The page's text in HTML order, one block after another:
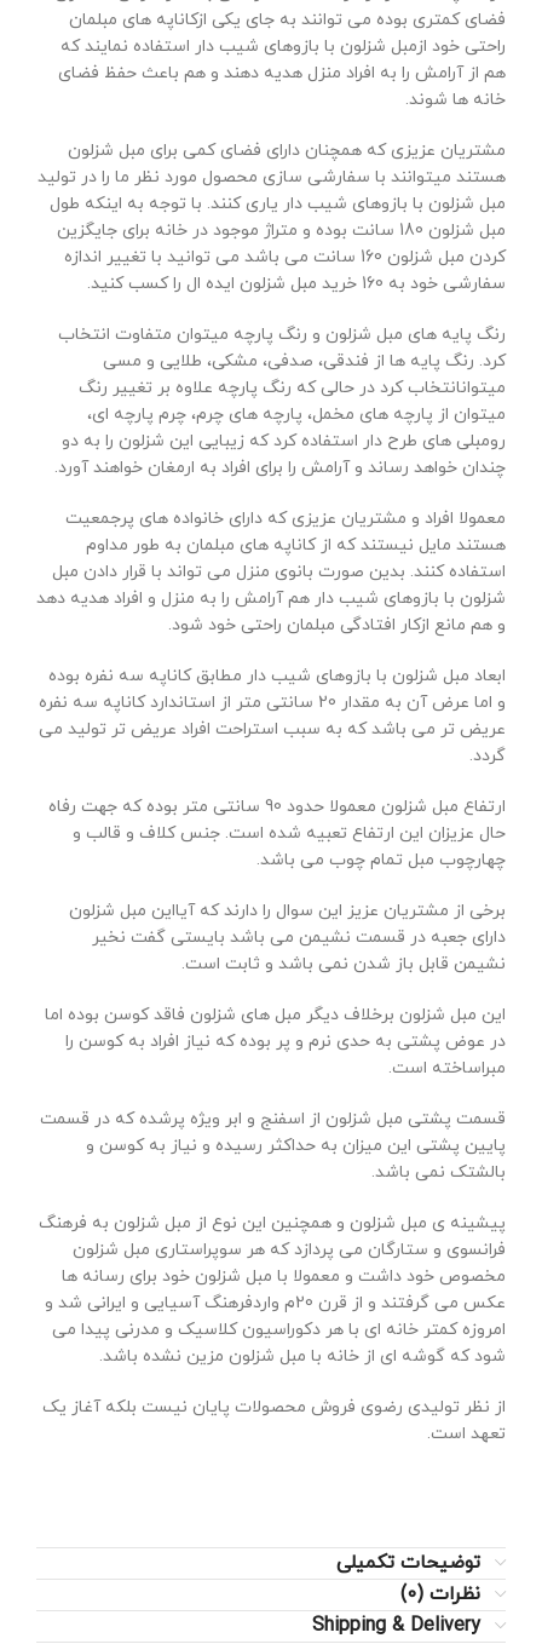
فضای کمتری بوده می توانند به جای یکی ازکاناپه های مبلمان
راحتی خود ازمبل شزلون با بازوهای شیب دار استفاده نمایند که
هم از آرامش را به افراد منزل هدیه دهند و هم باعث حفظ فضای
خانه ها شوند.
مشتریان عزیزی که همچنان دارای فضای کمی برای مبل شزلون
هستند میتوانند با سفارشی سازی محصول مورد نظر ما را در تولید
مبل شزلون با بازوهای شیب دار یاری کنند. با توجه به اینکه طول
مبل شزلون 180 سانت بوده و متراژ موجود در خانه برای جایگزین
کردن مبل شزلون 160 سانت می باشد می توانید با تغییر اندازه
سفارشی خود به 160 خرید مبل شزلون ایده ال را کسب کنید.
رنگ پایه های مبل شزلون و رنگ پارچه میتوان متفاوت انتخاب
کرد. رنگ پایه ها از فندقی، صدفی، مشکی، طلایی و مسی
میتوانانتخاب کرد در حالی که رنگ پارچه علاوه بر تغییر رنگ
میتوان از پارچه های مخمل، پارچه های چرم، چرم پارچه ای،
رومبلی های طرح دار استفاده کرد که زیبایی این شزلون را به دو
چندان خواهد رساند و آرامش را برای افراد به ارمغان خواهند آورد.
معمولا افراد و مشتریان عزیزی که دارای خانواده های پرجمعیت
هستند مایل نیستند که از کاناپه های مبلمان به طور مداوم
استفاده کنند. بدین صورت بانوی منزل می تواند با قرار دادن مبل
شزلون با بازوهای شیب دار هم آرامش را به منزل و افراد هدیه دهد
و هم مانع ازکار افتادگی مبلمان راحتی خود شود.
ابعاد مبل شزلون با بازوهای شیب دار مطابق کاناپه سه نفره بوده
و اما عرض آن به مقدار 20 سانتی متر از استاندارد کاناپه سه نفره
عریض تر می باشد که به سبب استراحت افراد عریض تر تولید می
گردد.
ارتفاع مبل شزلون معمولا حدود 90 سانتی متر بوده که جهت رفاه
حال عزیزان این ارتفاع تعبیه شده است. جنس کلاف و قالب و
چهارچوب مبل تمام چوب می باشد.
برخی از مشتریان عزیز این سوال را دارند که آیااین مبل شزلون
دارای جعبه در قسمت نشیمن می باشد بایستی گفت نخیر
نشیمن قابل باز شدن نمی باشد و ثابت است.
این مبل شزلون برخلاف دیگر مبل های شزلون فاقد کوسن بوده اما
در عوض پشتی به حدی نرم و پر بوده که نیاز افراد به کوسن را
مبراساخته است.
قسمت پشتی مبل شزلون از اسفنج و ابر ویژه پرشده که در قسمت
پایین پشتی این میزان به حداکثر رسیده و نیاز به کوسن و
بالشتک نمی باشد.
پیشینه ی مبل شزلون و همچنین این نوع از مبل شزلون به فرهنگ
فرانسوی و ستارگان می پردازد که هر سوپراستاری مبل شزلون
مخصوص خود داشت و معمولا با مبل شزلون خود برای رسانه ها
عکس می گرفتند و از قرن 20م واردفرهنگ آسیایی و ایرانی شد و
امروزه کمتر خانه ای با هر دکوراسیون کلاسیک و مدرنی پیدا می
شود که گوشه ای از خانه با مبل شزلون مزین نشده باشد.
از نظر تولیدی رضوی فروش محصولات پایان نیست بلکه آغاز یک
تعهد است.
توضیحات تکمیلی
نظرات (0)
Shipping & Delivery